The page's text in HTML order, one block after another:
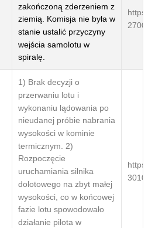
zakończoną zderzeniem z
ziemią. Komisja nie była w
stanie ustalić przyczyny
wejścia samolotu w
spiralę.
https://
2700/
1) Brak decyzji o
przerwaniu lotu i
wykonaniu lądowania po
nieudanej próbie nabrania
wysokości w kominie
termicznym. 2)
Rozpoczęcie
uruchamiania silnika
dolotowego na zbyt małej
wysokości, co w końcowej
fazie lotu spowodowało
działanie pilota w
https://
3010/